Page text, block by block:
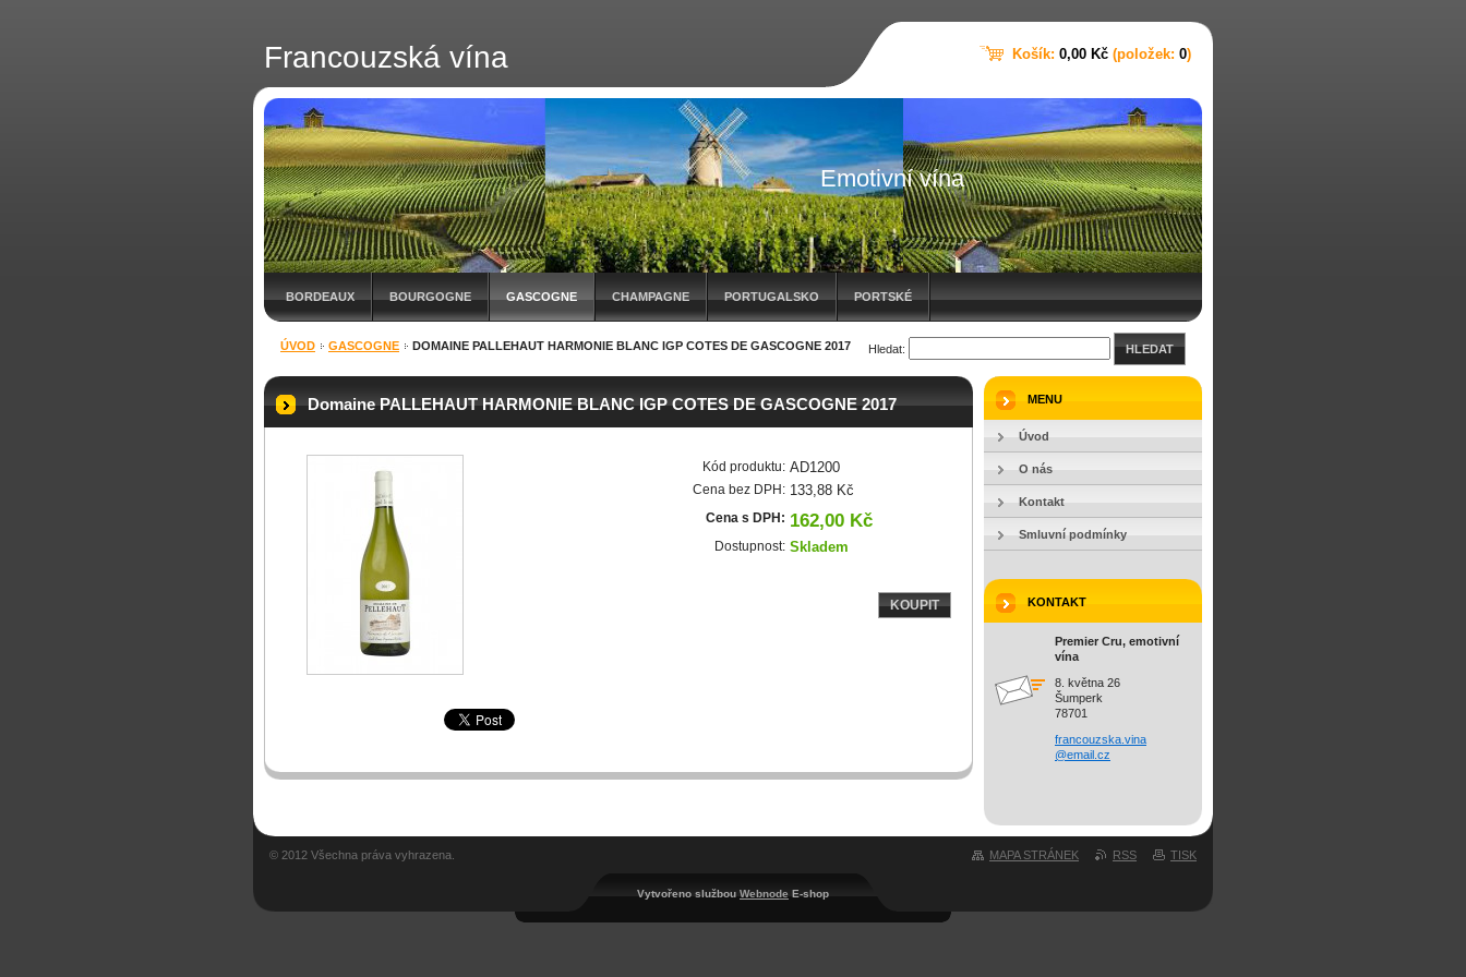
Francouzská vína
Emotivní vína
BORDEAUX BOURGOGNE GASCOGNE CHAMPAGNE PORTUGALSKO PORTSKÉ
ÚVOD GASCOGNE DOMAINE PALLEHAUT HARMONIE BLANC IGP COTES DE GASCOGNE 2017 Hledat: HLEDAT
Domaine PALLEHAUT HARMONIE BLANC IGP COTES DE GASCOGNE 2017
Kód produktu: AD1200
Cena bez DPH: 133,88 Kč
Cena s DPH: 162,00 Kč
Dostupnost: Skladem
KOUPIT
MENU
Úvod
O nás
Kontakt
Smluvní podmínky
KONTAKT
Premier Cru, emotivní
vína
8. května 26
Šumperk
78701
francouzska.vina
@email.cz
Košík: 0,00 Kč (položek: 0)
MAPA STRÁNEK RSS TISK
© 2012 Všechna práva vyhrazena.
Vytvořeno službou Webnode E-shop